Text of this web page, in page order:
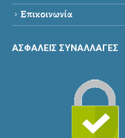
Επικοινωνία
ΑΣΦΑΛΕΙΣ ΣΥΝΑΛΛΑΓΕΣ